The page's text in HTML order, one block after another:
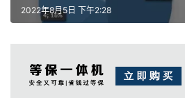
2022年8月5日 下午2:28